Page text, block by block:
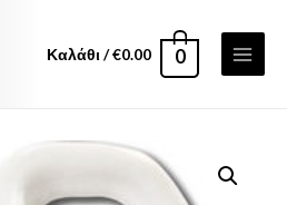
Καλάθι /€0.00 0